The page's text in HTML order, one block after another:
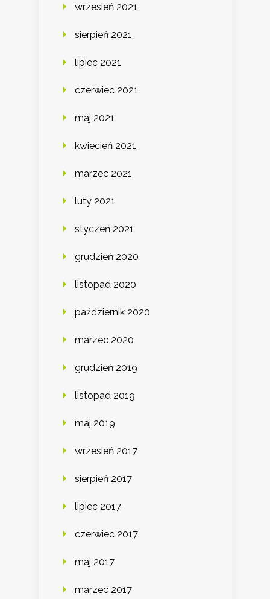
wrzesień 2021
sierpień 2021
lipiec 2021
czerwiec 2021
maj 2021
kwiecień 2021
marzec 2021
luty 2021
styczeń 2021
grudzień 2020
listopad 2020
październik 2020
marzec 2020
grudzień 2019
listopad 2019
maj 2019
wrzesień 2017
sierpień 2017
lipiec 2017
czerwiec 2017
maj 2017
marzec 2017